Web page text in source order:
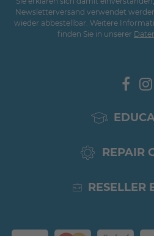
Newsletterversand verwendet
wieder abbestellbar. Weitere
finden Sie in unserer
REPAIR
RESELLER